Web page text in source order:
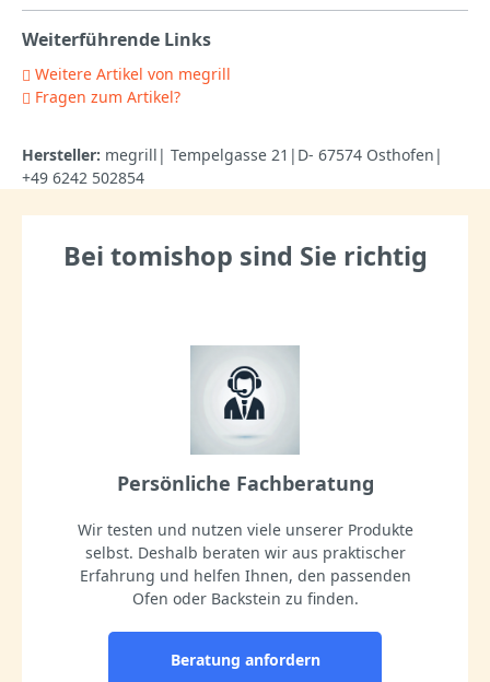
Weiterführende Links
Weitere Artikel von megrill
Fragen zum Artikel?
Hersteller: megrill| Tempelgasse 21|D- 67574 Osthofen|
+49 6242 502854
Bei tomishop sind Sie richtig
Persönliche Fachberatung
Wir testen und nutzen viele unserer Produkte
selbst. Deshalb beraten wir aus praktischer
Erfahrung und helfen Ihnen, den passenden
Ofen oder Backstein zu finden.
Beratung anfordern